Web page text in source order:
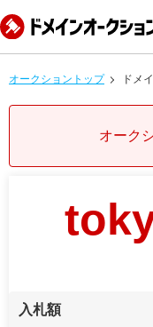
オークショントップ ドメ
オーク
入札額